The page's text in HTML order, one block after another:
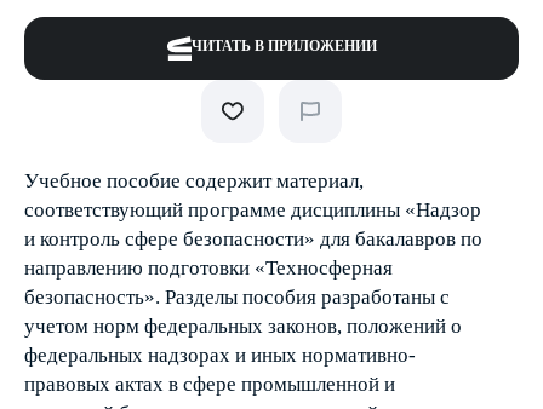
ЧИТАТЬ В ПРИЛОЖЕНИИ
Учебное пособие содержит материал,
соответствующий программе дисциплины «Надзор
и контроль сфере безопасности» для бакалавров по
направлению подготовки «Техносферная
безопасность». Разделы пособия разработаны с
учетом норм федеральных законов, положений о
федеральных надзорах и иных нормативно-
правовых актах в сфере промышленной и